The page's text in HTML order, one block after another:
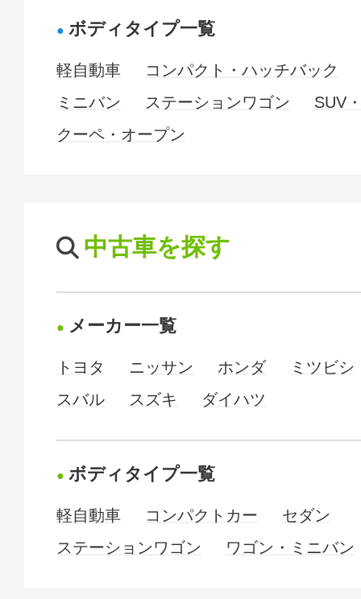
ボディタイプ一覧
軽自動車
コンパクト・ハッチバック
ミニバン
ステーションワゴン
SUV
クーペ・オープン
中古車を探す
メーカー一覧
トヨタ ニッサン ホンダ
ミツビシ
スバル
スズキ ダイハツ
ボディタイプ一覧
軽自動車 コンパクトカー
セダン
ステーションワゴン
ワゴン・ミニバン